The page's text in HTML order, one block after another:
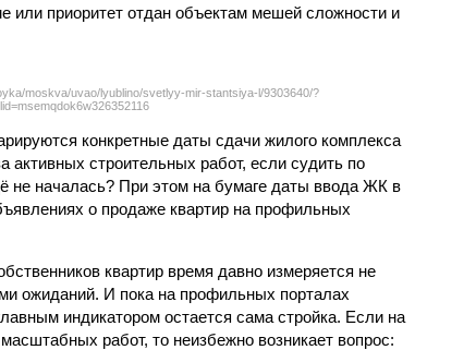
или приоритет отдан объектам мешей сложности и
moskva/uvao/lyublino/svetlyy-mir-stantsiya-l/9303640/?
конкретные даты сдачи жилого комплекса
активных строительных работ, если судить по
не началась? При этом на бумаге даты ввода ЖК в
о продаже квартир на профильных
квартир время давно измеряется не
ожиданий. И пока на профильных порталах
индикатором остается сама стройка. Если на
работ, то неизбежно возникает вопрос: